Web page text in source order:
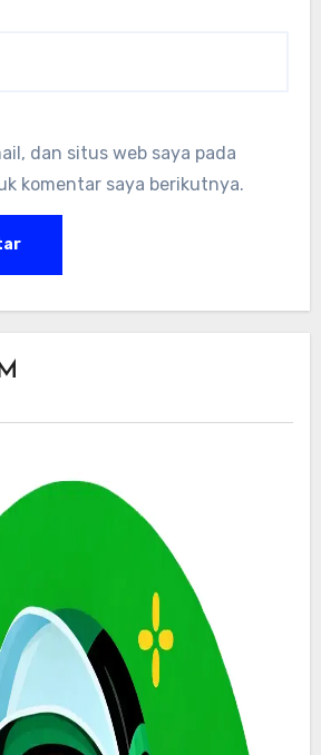
dan situs web saya pada
komentar saya berikutnya.